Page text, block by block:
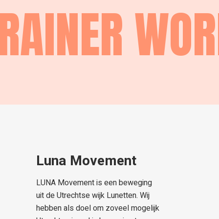
Luna Movement
LUNA Movement is een beweging
uit de Utrechtse wijk Lunetten. Wij
hebben als doel om zoveel mogelijk